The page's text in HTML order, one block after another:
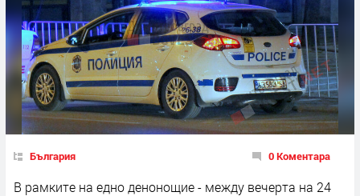
България 0 Коментара
В рамките на едно денонощие - между вечерта на 24